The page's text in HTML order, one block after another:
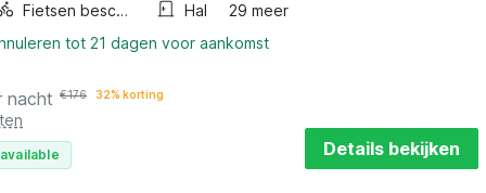
Fietsen beschikbaar Hal
29 meer
tot 21 dagen voor aankomst
nacht €176 32% korting
Details bekijken